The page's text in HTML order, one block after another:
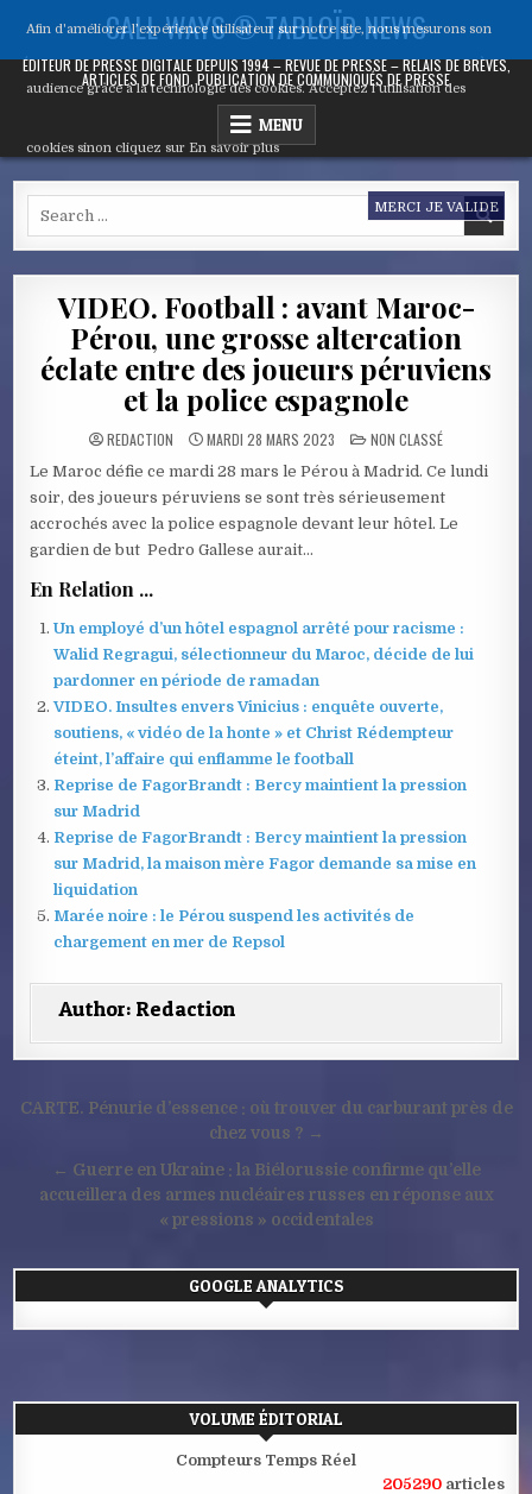
content
CALL WAYS ® TABLOÏD NEWS
ÉDITEUR DE PRESSE DIGITALE DEPUIS 1994 – REVUE DE PRESSE – RELAIS DE BRÈVES,
ARTICLES DE FOND, PUBLICATION DE COMMUNIQUÉS DE PRESSE
MENU
VIDEO. Football : avant Maroc-
Pérou, une grosse altercation
éclate entre des joueurs péruviens
et la police espagnole
REDACTION MARDI 28 MARS 2023 POSTED
IN
NON CLASSÉ
Le Maroc défie ce mardi 28 mars le Pérou à Madrid. Ce lundi
soir, des joueurs péruviens se sont très sérieusement
accrochés avec la police espagnole devant leur hôtel. Le
gardien de but Pedro Gallese aurait…
En Relation ...
Un employé d’un hôtel espagnol arrêté pour racisme :
Walid Regragui, sélectionneur du Maroc, décide de lui
pardonner en période de ramadan
VIDEO. Insultes envers Vinicius : enquête ouverte,
soutiens, « vidéo de la honte » et Christ Rédempteur
éteint, l’affaire qui enflamme le football
Reprise de FagorBrandt : Bercy maintient la pression
sur Madrid
Reprise de FagorBrandt : Bercy maintient la pression
sur Madrid, la maison mère Fagor demande sa mise en
liquidation
Marée noire : le Pérou suspend les activités de
chargement en mer de Repsol
Author: Redaction
Navigation
l’article
CARTE. Pénurie d’essence : où trouver du carburant près de
chez vous ? →
← Guerre en Ukraine : la Biélorussie confirme qu’elle
accueillera des armes nucléaires russes en réponse aux
« pressions » occidentales
GOOGLE ANALYTICS
VOLUME ÉDITORIAL
Compteurs Temps Réel
205290 articles
Afin d'améliorer l’expérience utilisateur sur notre site, nous mesurons son
audience grâce à la technologie des cookies. Acceptez l’utilisation des
cookies sinon cliquez sur En savoir plus
MERCI JE VALIDE